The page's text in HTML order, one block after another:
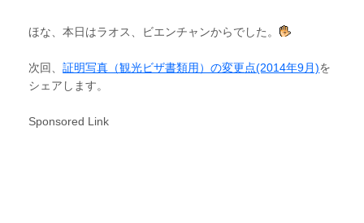
を利用した為、快適な旅になりました。※700バーツです。 バンコクを 2
1:50 から20分遅れ...
ほな、本日はラオス、ビエンチャンからでした。
次回、証明写真（観光ビザ書類用）の変更点(2014年9月)を
シェアします。
Sponsored Link